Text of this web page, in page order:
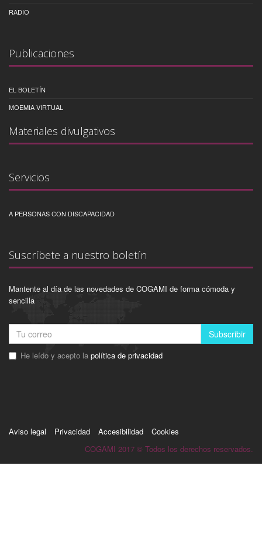
RADIO
Publicaciones
EL BOLETÍN
MOEMIA VIRTUAL
Materiales divulgativos
Servicios
A PERSONAS CON DISCAPACIDAD
Suscríbete a nuestro boletín
Mantente al día de las novedades de COGAMI de forma cómoda y
sencilla
Subscribir
He leído y acepto la política de privacidad
Aviso legal Privacidad Accesibilidad
Cookies
COGAMI 2017 © Todos los derechos reservados.